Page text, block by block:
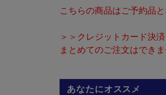
こちらの商品はご予約品と
＞＞クレジットカード決
まとめてのご注文はでき
あなたにオススメ